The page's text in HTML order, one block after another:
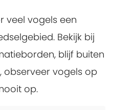
veel vogels een
Bekijk bij
blijf buiten
observeer vogels op
op.